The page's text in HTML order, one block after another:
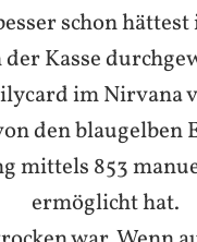
schon
Kasse
im Nirvana
den blaugelben
mittels 853
ermöglicht hat.